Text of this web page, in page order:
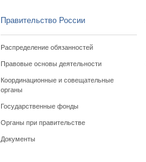
Правительство России
Распределение обязанностей
Правовые основы деятельности
Координационные и совещательные
органы
Государственные фонды
Органы при правительстве
Документы